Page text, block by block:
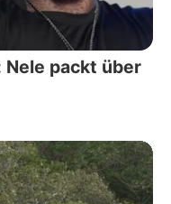
packt über